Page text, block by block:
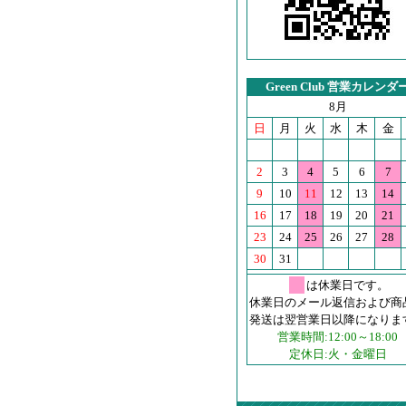
Green Club 営業カレンダ
8月
日
月 火 水 木 金
2
3 4 5 6 7
9
10 11 12 13 14
16
17 18 19 20 21
23
24 25 26 27 28
30
31
は休業日です。
休業日のメール返信および商
発送は翌営業日以降になりま
営業時間:12:00～18:00
定休日:火・金曜日